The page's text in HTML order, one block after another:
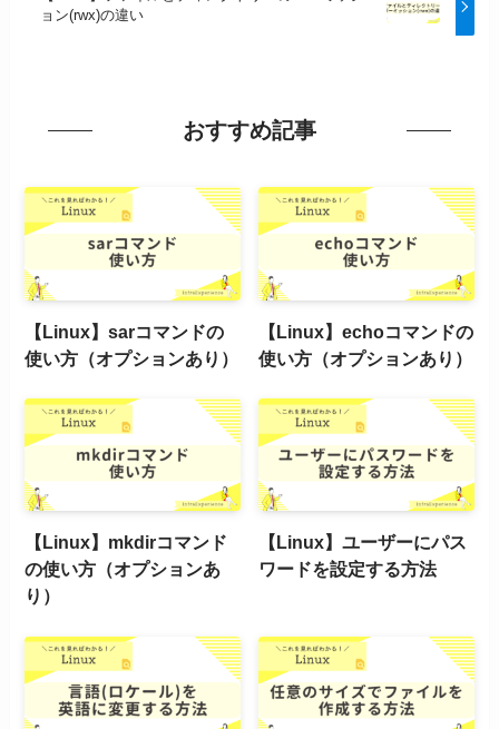
ョン(rwx)の違い
おすすめ記事
【Linux】sarコマンドの
使い方（オプションあり）
【Linux】echoコマンドの
使い方（オプションあり）
【Linux】mkdirコマンド
の使い方（オプションあ
り）
【Linux】ユーザーにパス
ワードを設定する方法